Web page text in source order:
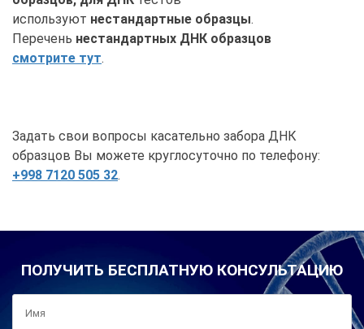
используют нестандартные образцы.
Перечень нестандартных ДНК образцов
смотрите тут.
Задать свои вопросы касательно забора ДНК
образцов Вы можете круглосуточно по телефону:
+998 7120 505 32.
ПОЛУЧИТЬ БЕСПЛАТНУЮ КОНСУЛЬТАЦИЮ